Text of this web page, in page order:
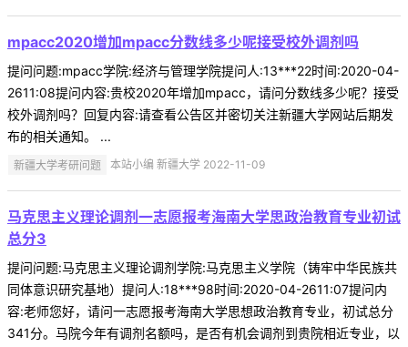
mpacc2020增加mpacc分数线多少呢接受校外调剂吗
提问问题:mpacc学院:经济与管理学院提问人:13***22时间:2020-04-
2611:08提问内容:贵校2020年增加mpacc，请问分数线多少呢？接受
校外调剂吗？回复内容:请查看公告区并密切关注新疆大学网站后期发
布的相关通知。 ...
新疆大学考研问题 本站小编 新疆大学 2022-11-09
马克思主义理论调剂一志愿报考海南大学思政治教育专业初试
总分3
提问问题:马克思主义理论调剂学院:马克思主义学院（铸牢中华民族共
同体意识研究基地）提问人:18***98时间:2020-04-2611:07提问内
容:老师您好，请问一志愿报考海南大学思想政治教育专业，初试总分
341分。马院今年有调剂名额吗，是否有机会调剂到贵院相近专业，以